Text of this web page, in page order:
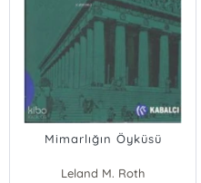
Mimarlığın Öyküsü
Leland M. Roth